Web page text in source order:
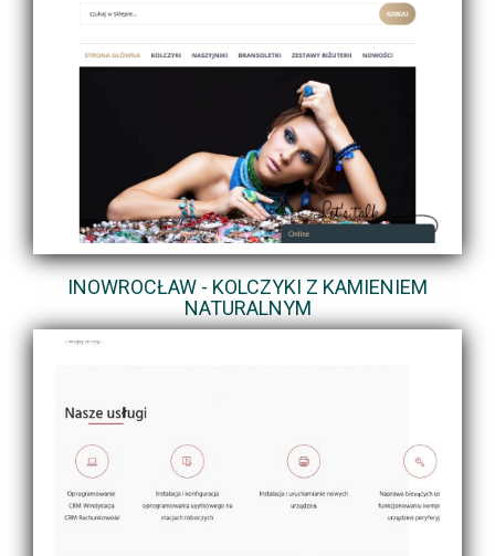
INOWROCŁAW - KOLCZYKI Z KAMIENIEM
NATURALNYM